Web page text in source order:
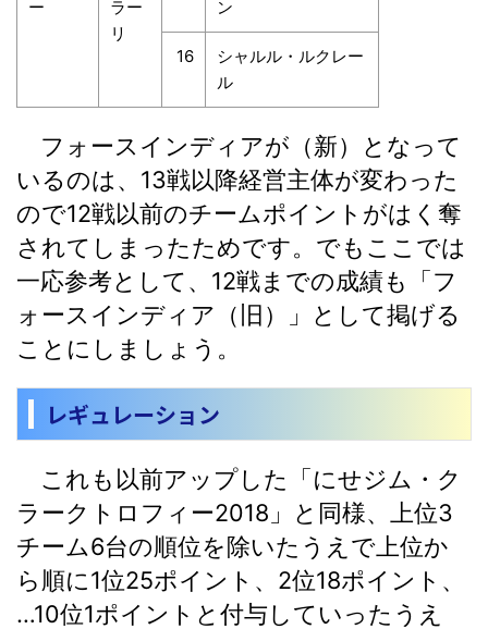
ー
ラー
リ
ン
16
シャルル・ルクレー
ル
フォースインディアが（新）となって
いるのは、13戦以降経営主体が変わった
ので12戦以前のチームポイントがはく奪
されてしまったためです。でもここでは
一応参考として、12戦までの成績も「フ
ォースインディア（旧）」として掲げる
ことにしましょう。
レギュレーション
これも以前アップした「にせジム・ク
ラークトロフィー2018」と同様、上位3
チーム6台の順位を除いたうえで上位か
ら順に1位25ポイント、2位18ポイント、
…10位1ポイントと付与していったうえ